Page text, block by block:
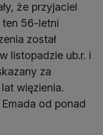
że przyjaciel
ten 56-letni
został
listopadzie ub.r. i
za
więzienia.
od ponad